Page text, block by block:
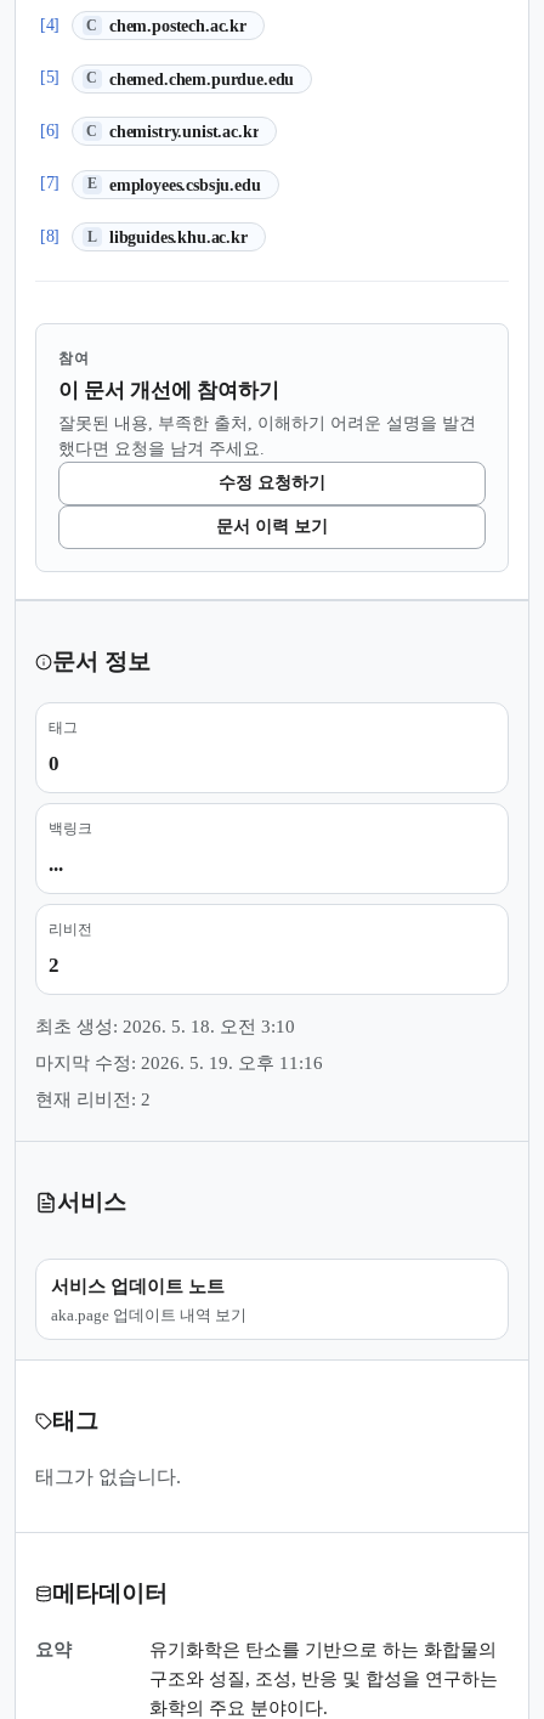
[4] C chem.postech.ac.kr
(새 탭에서 열림)
[5] C chemed.chem.purdue.edu
(새 탭에서 열림)
[6] C chemistry.unist.ac.kr
(새 탭에서 열림)
[7] E employees.csbsju.edu
(새 탭에서 열림)
[8] L libguides.khu.ac.kr
(새 탭에서 열림)
참여
이 문서 개선에 참여하기
잘못된 내용, 부족한 출처, 이해하기 어려운 설명을 발견
했다면 요청을 남겨 주세요.
수정 요청하기
문서 이력 보기
문서 정보
태그
0
백링크
...
리비전
2
최초 생성: 2026. 5. 18. 오전 3:10
마지막 수정: 2026. 5. 19. 오후 11:16
현재 리비전: 2
서비스
서비스 업데이트 노트
aka.page 업데이트 내역 보기
태그
태그가 없습니다.
메타데이터
요약
유기화학은 탄소를 기반으로 하는 화합물의
구조와 성질, 조성, 반응 및 합성을 연구하는
화학의 주요 분야이다.